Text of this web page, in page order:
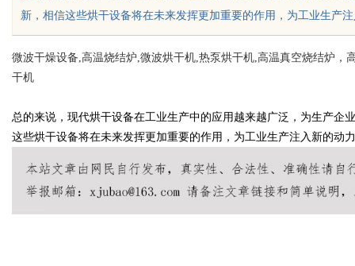
新，相信这些烘干设备将在未来发挥更加重要的作用，为工业生产
微波干燥设备,高温烧结炉,微波烘干机,热泵烘干机,高温真空烧结炉
干机
总的来说，现代烘干设备在工业生产中的应用越来越广泛，为生产企
这些烘干设备将在未来发挥更加重要的作用，为工业生产注入新的动
影视娱乐新时代的全 武汉配眼镜 上海配眼镜